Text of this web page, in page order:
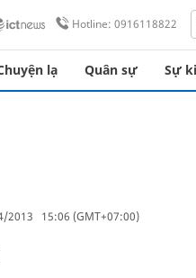
Hotline: 0916118822
lạ Quân sự Sự
2013 15:06 (GMT+07:00)